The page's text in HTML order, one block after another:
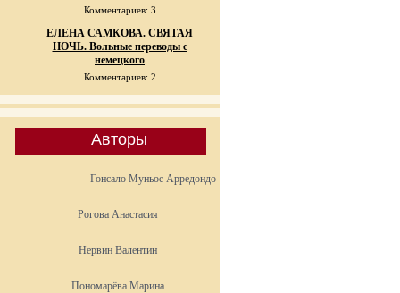
Комментариев: 3
ЕЛЕНА САМКОВА. СВЯТАЯ
НОЧЬ. Вольные переводы с
немецкого
Комментариев: 2
Авторы
Гонсало Муньос Арредондо
Рогова Анастасия
Нервин Валентин
Пономарёва Марина